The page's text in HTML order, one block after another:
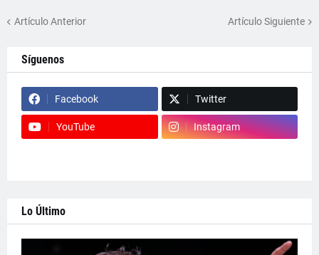
Artículo Anterior Artículo Siguiente
Síguenos
Facebook Twitter
YouTube Instagram
Lo Último